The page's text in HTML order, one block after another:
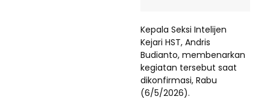
Kepala Seksi Intelijen
Kejari HST, Andris
Budianto, membenarkan
kegiatan tersebut saat
dikonfirmasi, Rabu
(6/5/2026).